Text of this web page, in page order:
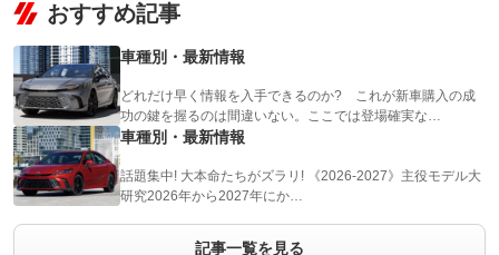
おすすめ記事
車種別・最新情報
どれだけ早く情報を入手できるのか? これが新車購入の成
功の鍵を握るのは間違いない。ここでは登場確実な…
車種別・最新情報
話題集中! 大本命たちがズラリ! 《2026-2027》主役モデル大
研究2026年から2027年にか…
記事一覧を見る